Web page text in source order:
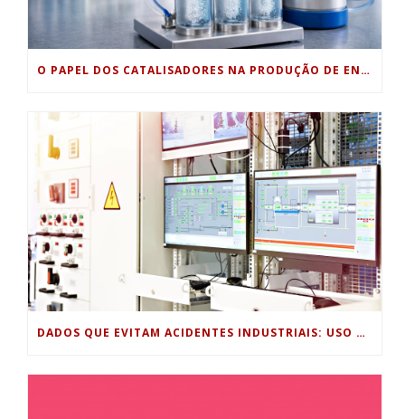
O PAPEL DOS CATALISADORES NA PRODUÇÃO DE ENERGIA LIMPA
DADOS QUE EVITAM ACIDENTES INDUSTRIAIS: USO DE SENSORES, HISTÓRICOS DE PROCESSO E ANÁLISE PREDITIVA PARA SEGURANÇA OPERACIONAL